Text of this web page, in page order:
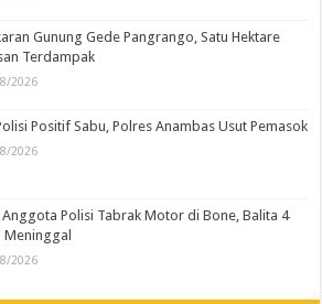
Gunung Gede Pangrango, Satu Hektare
Terdampak
2026
Positif Sabu, Polres Anambas Usut Pemasok
2026
Polisi Tabrak Motor di Bone, Balita 4
Meninggal
2026